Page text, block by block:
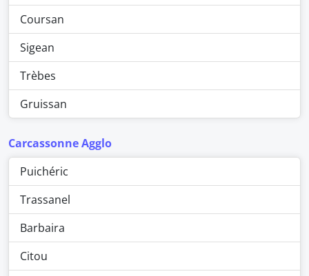
Coursan
Sigean
Trèbes
Gruissan
Carcassonne Agglo
Puichéric
Trassanel
Barbaira
Citou